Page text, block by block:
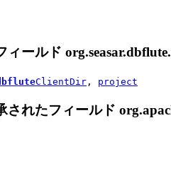
ールド org.seasar.dbflute
ClientDir , project
されたフィールド